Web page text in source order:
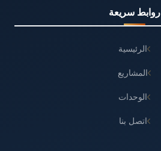
روابط سريعة
الرئيسية
المشاريع
الوحدات
اتصل بنا